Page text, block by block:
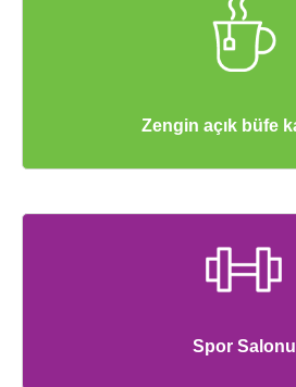
Zengin açık büfe
Spor Salonu